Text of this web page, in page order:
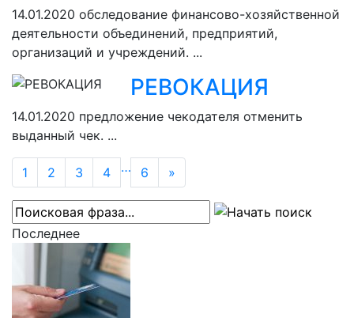
14.01.2020 обследование финансово-хозяйственной
деятельности объединений, предприятий,
организаций и учреждений. ...
РЕВОКАЦИЯ
14.01.2020 предложение чекодателя отменить
выданный чек. ...
1 2 3 4 … 6 »
Последнее